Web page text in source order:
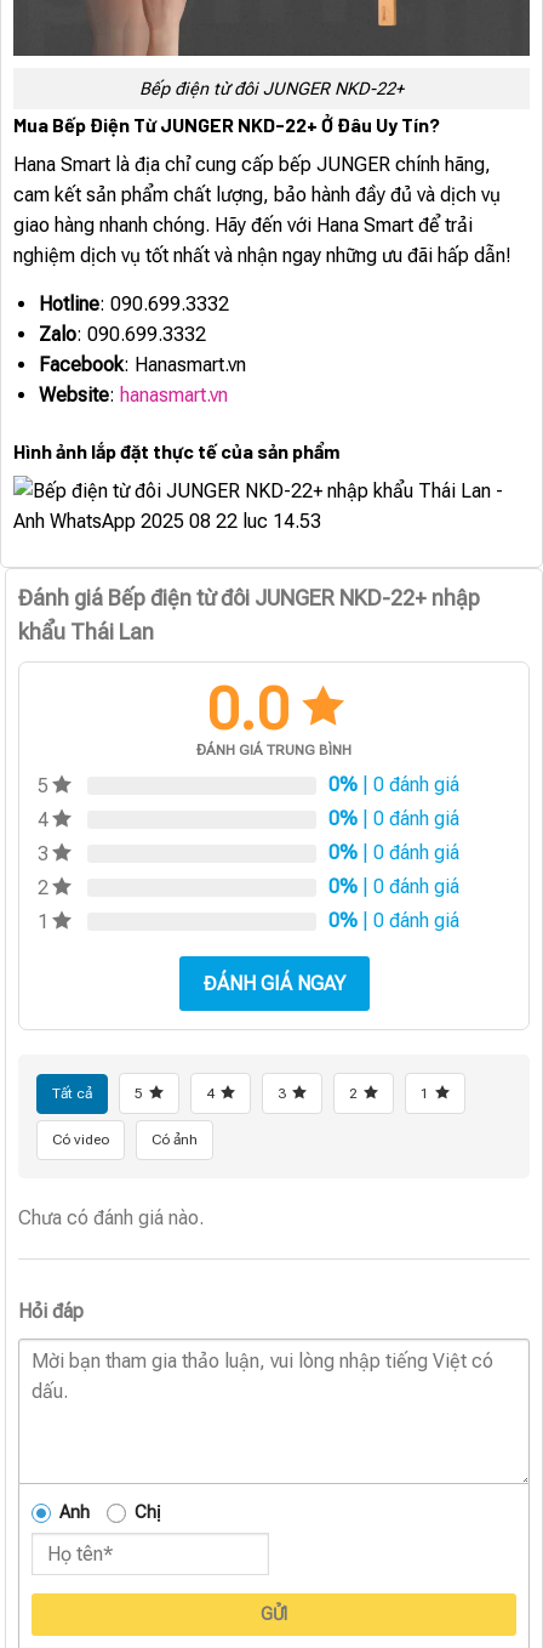
Bếp điện từ đôi JUNGER NKD-22+
Mua Bếp Điện Từ JUNGER NKD-22+ Ở Đâu Uy Tín?
Hana Smart là địa chỉ cung cấp bếp JUNGER chính hãng,
cam kết sản phẩm chất lượng, bảo hành đầy đủ và dịch vụ
giao hàng nhanh chóng. Hãy đến với Hana Smart để trải
nghiệm dịch vụ tốt nhất và nhận ngay những ưu đãi hấp dẫn!
Hotline: 090.699.3332
Zalo: 090.699.3332
Facebook: Hanasmart.vn
Website: hanasmart.vn
Hình ảnh lắp đặt thực tế của sản phẩm
Đánh giá Bếp điện từ đôi JUNGER NKD-22+ nhập
khẩu Thái Lan
0.0
ĐÁNH GIÁ TRUNG BÌNH
5 0% | 0 đánh giá
4
0% | 0 đánh giá
3
0% | 0 đánh giá
2
0% | 0 đánh giá
1
0% | 0 đánh giá
ĐÁNH GIÁ NGAY
Tất cả 5 4 3 2 1
Có video Có ảnh
Chưa có đánh giá nào.
Hỏi đáp
Anh Chị
GỬI